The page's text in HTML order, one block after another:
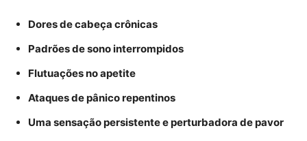
Dores de cabeça crônicas
Padrões de sono interrompidos
Flutuações no apetite
Ataques de pânico repentinos
Uma sensação persistente e perturbadora de pavor